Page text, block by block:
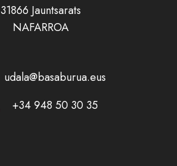
31866 Jauntsarats
NAFARROA
udala@basaburua.eus
+34 948 50 30 35